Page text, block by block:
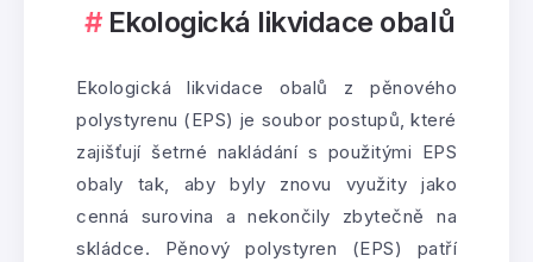
Ekologická likvidace obalů
Ekologická likvidace obalů z pěnového
polystyrenu (EPS) je soubor postupů, které
zajišťují šetrné nakládání s použitými EPS
obaly tak, aby byly znovu využity jako
cenná surovina a nekončily zbytečně na
skládce. Pěnový polystyren (EPS) patří